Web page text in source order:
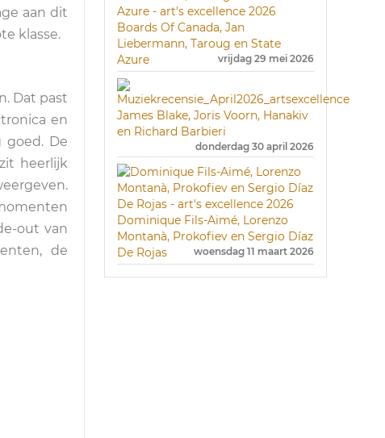
aan dit
klasse.
Dat past
en
goed. De
heerlijk
out van
de
Boards Of Canada, Jan
Liebermann, Taroug en State
Azure
vrijdag 29 mei 2026
James Blake, Joris Voorn, Hanakiv
en Richard Barbieri
donderdag 30 april 2026
Dominique Fils-Aimé, Lorenzo
Montanà, Prokofiev en Sergio Díaz
De Rojas
woensdag 11 maart 2026